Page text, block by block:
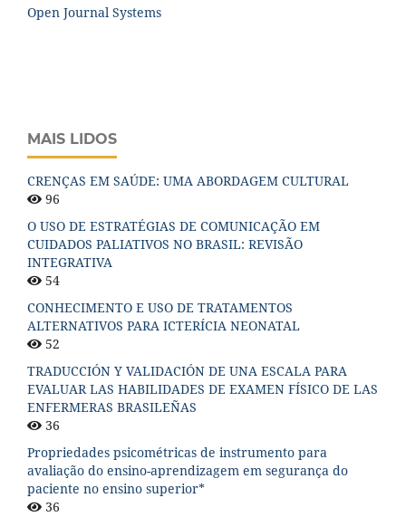
Open Journal Systems
MAIS LIDOS
CRENÇAS EM SAÚDE: UMA ABORDAGEM CULTURAL
96
O USO DE ESTRATÉGIAS DE COMUNICAÇÃO EM
CUIDADOS PALIATIVOS NO BRASIL: REVISÃO
INTEGRATIVA
54
CONHECIMENTO E USO DE TRATAMENTOS
ALTERNATIVOS PARA ICTERÍCIA NEONATAL
52
TRADUCCIÓN Y VALIDACIÓN DE UNA ESCALA PARA
EVALUAR LAS HABILIDADES DE EXAMEN FÍSICO DE LAS
ENFERMERAS BRASILEÑAS
36
Propriedades psicométricas de instrumento para
avaliação do ensino-aprendizagem em segurança do
paciente no ensino superior*
36